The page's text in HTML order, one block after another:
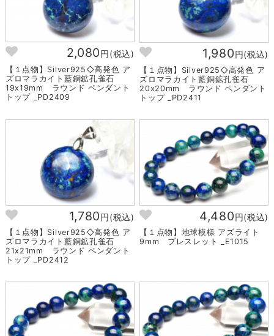
2,080円(税込)
【１点物】Silver925◇高発色 ア
ズロマラカイト藍銅鉱孔雀石
19x19mm ラウンド ペンダント
トップ _PD2409
1,980円(税込)
【１点物】Silver925◇高発色 ア
ズロマラカイト藍銅鉱孔雀石
20x20mm ラウンド ペンダント
トップ _PD2411
1,780円(税込)
【１点物】Silver925◇高発色 ア
ズロマラカイト藍銅鉱孔雀石
21x21mm ラウンド ペンダント
トップ _PD2412
4,480円(税込)
【１点物】地球模様 アズライト
9mm ブレスレット _E1015